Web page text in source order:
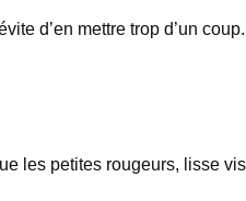
d’en mettre trop d’un
les petites rougeurs, lisse